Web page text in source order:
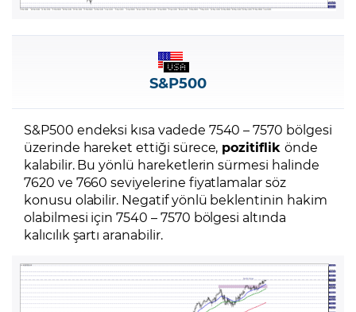
S&P500
S&P500 endeksi kısa vadede 7540 – 7570 bölgesi
üzerinde hareket ettiği sürece, pozitiflik önde
kalabilir. Bu yönlü hareketlerin sürmesi halinde
7620 ve 7660 seviyelerine fiyatlamalar söz
konusu olabilir. Negatif yönlü beklentinin hakim
olabilmesi için 7540 – 7570 bölgesi altında
kalıcılık şartı aranabilir.